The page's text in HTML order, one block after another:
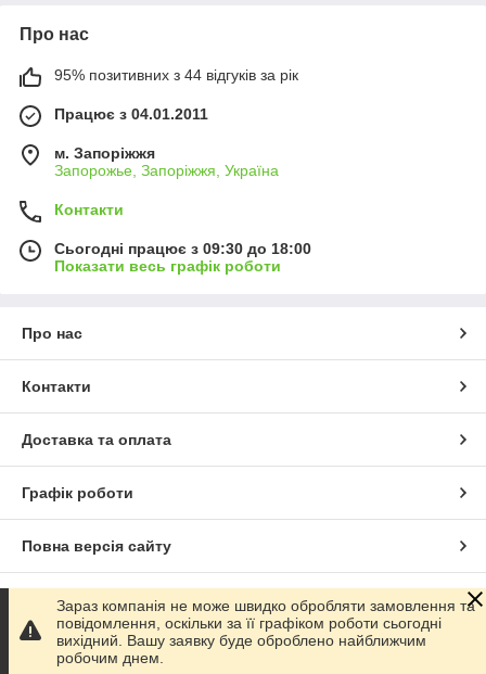
Про нас
95% позитивних з 44 відгуків за рік
Працює з 04.01.2011
м. Запоріжжя
Запорожье, Запоріжжя, Україна
Контакти
Сьогодні працює з 09:30 до 18:00
Показати весь графік роботи
Про нас
Контакти
Доставка та оплата
Графік роботи
Повна версія сайту
Сайт створено на маркетплейсіProm.ua
Політика конфіденційності
Зараз компанія не може швидко обробляти замовлення та
повідомлення, оскільки за її графіком роботи сьогодні
вихідний. Вашу заявку буде оброблено найближчим
робочим днем.